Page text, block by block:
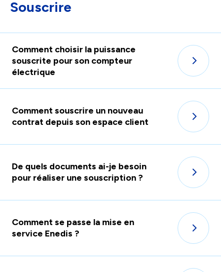
Souscrire
Comment choisir la puissance
souscrite pour son compteur
électrique
Comment souscrire un nouveau
contrat depuis son espace client
De quels documents ai-je besoin
pour réaliser une souscription ?
Comment se passe la mise en
service Enedis ?